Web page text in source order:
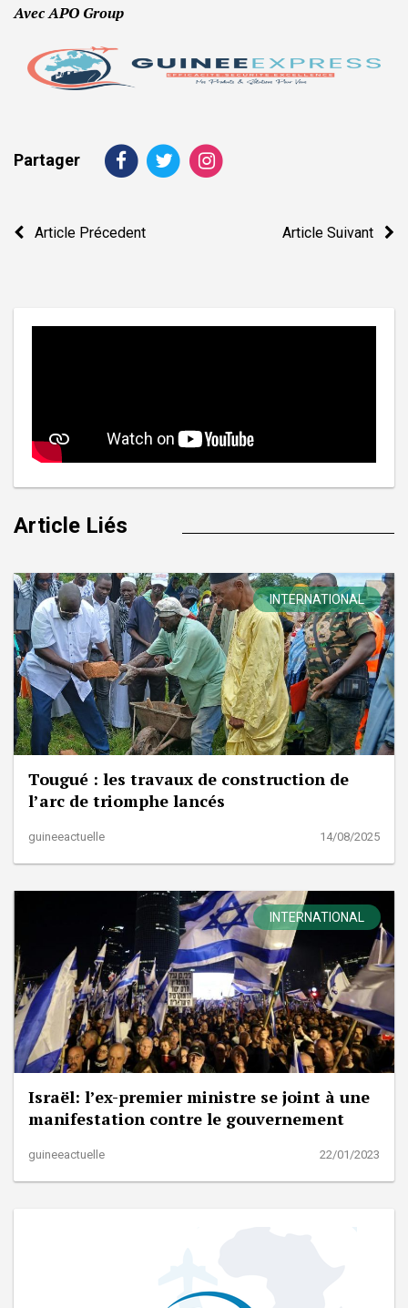
Avec APO Group
Partager
Navigation
Article Précedent Article Suivant
Article Liés
INTERNATIONAL
Tougué : les travaux de construction de
l’arc de triomphe lancés
guineeactuelle 14/08/2025
INTERNATIONAL
Israël: l’ex-premier ministre se joint à une
manifestation contre le gouvernement
guineeactuelle 22/01/2023